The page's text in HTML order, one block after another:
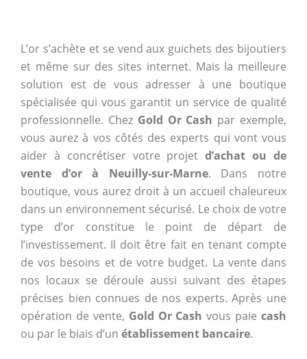
L’or s’achète et se vend aux guichets des bijoutiers
et même sur des sites internet. Mais la meilleure
solution est de vous adresser à une boutique
spécialisée qui vous garantit un service de qualité
professionnelle. Chez Gold Or Cash par exemple,
vous aurez à vos côtés des experts qui vont vous
aider à concrétiser votre projetd’achat ou de
vente d’or à Neuilly-sur-Marne. Dans notre
boutique, vous aurez droit à un accueil chaleureux
dans un environnement sécurisé. Le choix de votre
type d’or constitue le point de départ de
l’investissement. Il doit être fait en tenant compte
de vos besoins et de votre budget. La vente dans
nos locaux se déroule aussi suivant des étapes
précises bien connues de nos experts. Après une
opération de vente, Gold Or Cash vous paie cash
ou par le biais d’un établissement bancaire.